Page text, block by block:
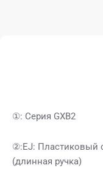
①: Серия GXB2
②:EJ: Пластиковый
(длинная ручка)